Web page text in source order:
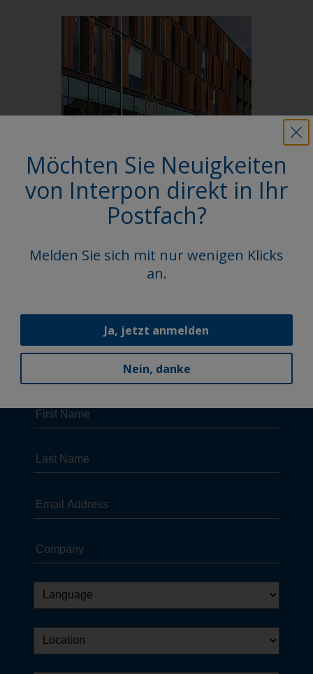
Möchten Sie Neuigkeiten
von Interpon direkt in Ihr
Postfach?
Melden Sie sich mit nur wenigen Klicks
an.
Ja, jetzt anmelden
Nein, danke
Follow Us